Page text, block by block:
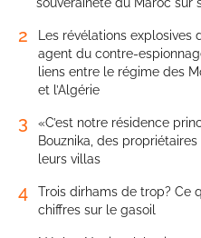
souveraineté du Maroc sur
2
Les révélations explosives
agent du contre-
liens entre le régime des
et l’Algérie
3
«C’est notre résidence
Bouznika, des
leurs villas
4
Trois dirhams de trop? Ce
chiffres sur le gasoil